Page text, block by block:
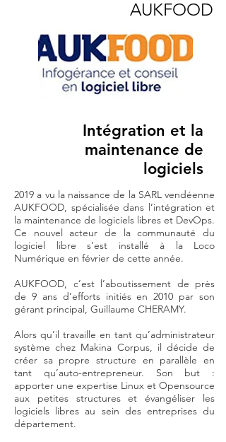
AUKFOOD
Intégration et la
maintenance de
logiciels
2019 a vu la naissance de la SARL vendéenne
AUKFOOD, spécialisée dans l’intégration et
la maintenance de logiciels libres et DevOps.
Ce nouvel acteur de la communauté du
logiciel libre s’est installé à la Loco
Numérique en février de cette année.
AUKFOOD, c’est l’aboutissement de près
de 9 ans d’efforts initiés en 2010 par son
gérant principal, Guillaume CHERAMY.
Alors qu’il travaille en tant qu’administrateur
système chez Makina Corpus, il décide de
créer sa propre structure en parallèle en
tant qu’auto-entrepreneur. Son but :
apporter une expertise Linux et Opensource
aux petites structures et évangéliser les
logiciels libres au sein des entreprises du
département.